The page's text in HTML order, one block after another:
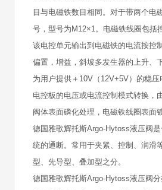
目与电磁铁数目相同。对于带两个电
号，型号为M12×1。电磁铁线圈包括
该电控单元输出到电磁铁的电流按控
偏置，增益，斜坡多发生器的上升、
为用户提供＋10V（12V+5V）的稳
电控板的电压或电流控制模式转换，
阀体表面磷化处理，电磁铁线圈表面
德国雅歌辉托斯Argo-Hytoss液压阀
统的通断。常用于夹紧、控制、润滑
型、先导型、叠加型之分。
德国雅歌辉托斯Argo-Hytoss液压阀